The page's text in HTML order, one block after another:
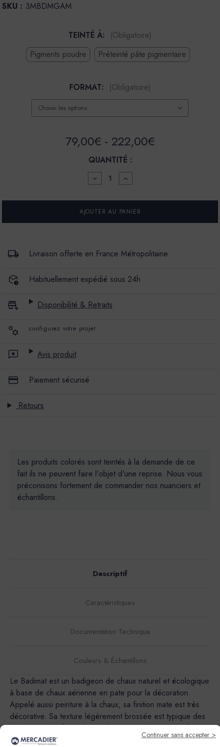
SKU : 3MBDMGAM
TEINTÉ À:
(Obligatoire)
Pigments poudre
Préteinté pâte pigmentaire
FORMAT: (Obligatoire)
79,00€ - 222,00€
QUANTITÉ :
DIMINUER
LA
POUR
BADIGEON
CHAUX
COULEUR
GAMATE
AUGMENTER
LA
POUR
BADIGEON
CHAUX
COULEUR
GAMATE
Livraison offerte en France Métropolitaine
Habituellement expédié sous 24h
Disponibilité & Retraits
configurez votre projet
Avis produit
Paiement sécurisé
Retours
Les produits colorés sont teintés à la demande de ce
fait ils ne peuvent faire l'objet d'une reprise. Nous vous
préconisons fortement de commander nos nuanciers et
échantillons.
Descriptif
Caractéristiques
Documentation Technique
Couleurs & Échantillons
Le Badimat est un badigeon de chaux naturel et écologique
à base de chaux aérienne en pate pour la décoration.
Appelé aussi peinture à la chaux, sa finition mate est très
décorative. Sa texture légèrement brossée est typique des
badigeons de chaux d'antan.Il est particuliérement indiqué
pour les batiments historiques et d'interet artistique, dans
Continuer sans accepter >